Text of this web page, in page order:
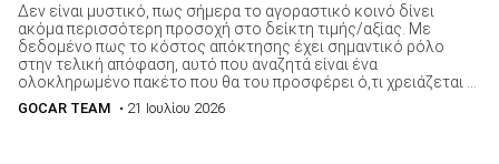
Δεν είναι μυστικό, πως σήμερα το αγοραστικό κοινό δίνει
ακόμα περισσότερη προσοχή στο δείκτη τιμής/αξίας. Με
δεδομένο πως το κόστος απόκτησης έχει σημαντικό ρόλο
στην τελική απόφαση, αυτό που αναζητά είναι ένα
ολοκληρωμένο πακέτο που θα του προσφέρει ό,τι χρειάζεται ...
GOCAR TEAM • 21 Ιουλίου 2026